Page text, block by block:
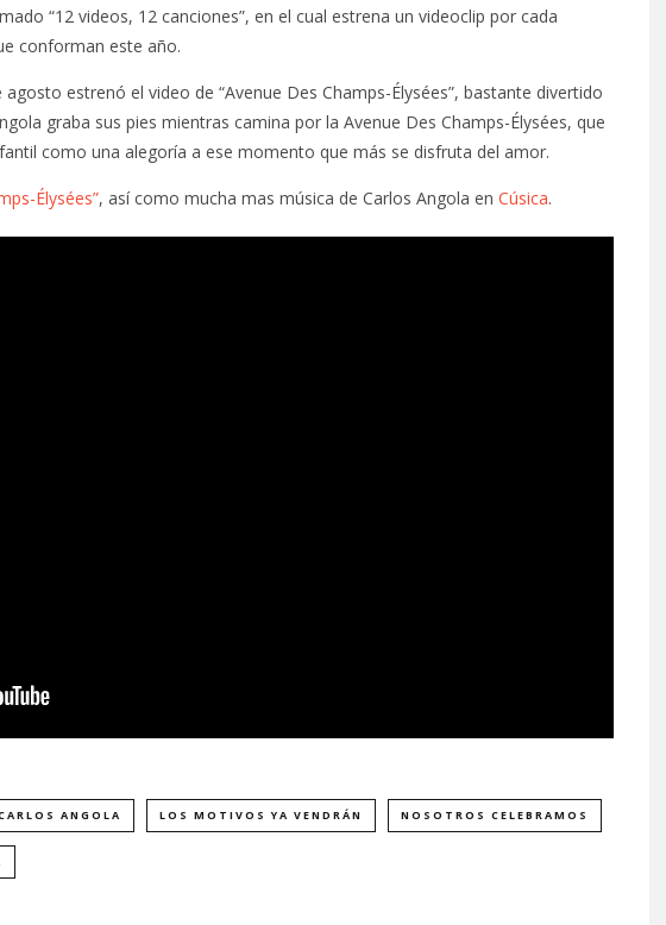
“12 videos, 12 canciones”, en el cual estrena un videoclip por cada
conforman este año.
estrenó el video de “Avenue Des Champs-Élysées”, bastante divertido
graba sus pies mientras camina por la Avenue Des Champs-Élysées, que
como una alegoría a ese momento que más se disfruta del amor.
Élysées”, así como mucha mas música de Carlos Angola en Cúsica.
ANGOLA LOS MOTIVOS YA VENDRÁN NOSOTROS CELEBRAMOS